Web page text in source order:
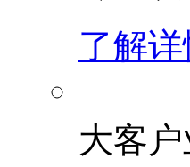
了解
大客